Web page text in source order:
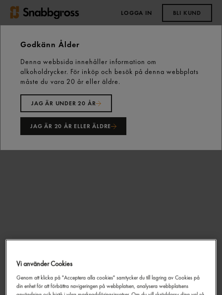
LOGGA IN BLI KUND
Start Vårt sortiment Ost, Mejeri & Ägg
Skivad & Riven Ost
Emmentaler Skivad 29%
Gastrino1kg
Godkänn Ålder
Denna webbsida innehåller information om
alkoholdrycker. För inköp och besök på denna webbplats
måste du vara 20 år eller äldre.
JAG ÄR UNDER 20 ÅR
JAG ÄR 20 ÅR ELLER ÄLDRE
Vi använder Cookies
Genom att klicka på "Acceptera alla cookies" samtycker du till lagring av Cookies på
din enhet för att förbättra navigeringen på webbplatsen, analysera webbplatsens